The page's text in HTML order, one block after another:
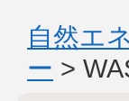
自然エ
ー >